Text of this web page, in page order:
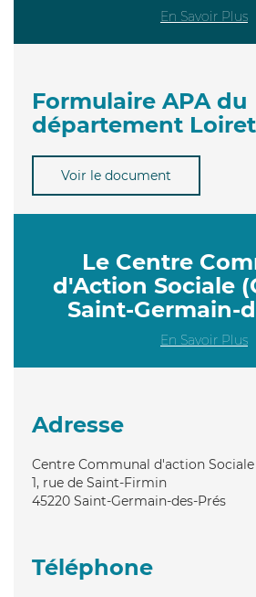
En Savoir Plus
Formulaire APA du
département Loiret
Voir le document
Le Centre
d'Action Sociale
Saint-Germain-
En Savoir Plus
Adresse
Centre Communal d'action Sociale
1, rue de Saint-Firmin
45220 Saint-Germain-des-Prés
Téléphone